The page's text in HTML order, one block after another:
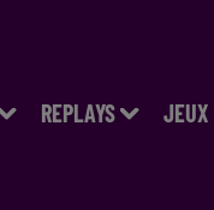
REPLAYS JEUX